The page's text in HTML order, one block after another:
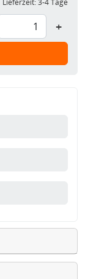
Lieferzeit:3-4 Tage
+